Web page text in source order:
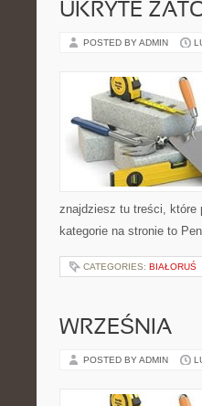
UKRYTE
POSTED BY ADMIN
znajdziesz tu treści, które
kategorie na stronie to
CATEGORIES: BIAŁORUŚ
WRZEŚNIA
POSTED BY ADMIN